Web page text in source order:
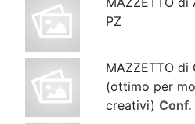
PZ
MAZZETTO
(ottimo per
creativi) Conf.